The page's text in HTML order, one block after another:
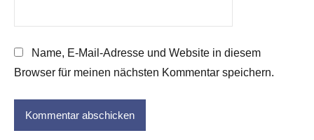
Name, E-Mail-Adresse und Website in diesem
Browser für meinen nächsten Kommentar speichern.